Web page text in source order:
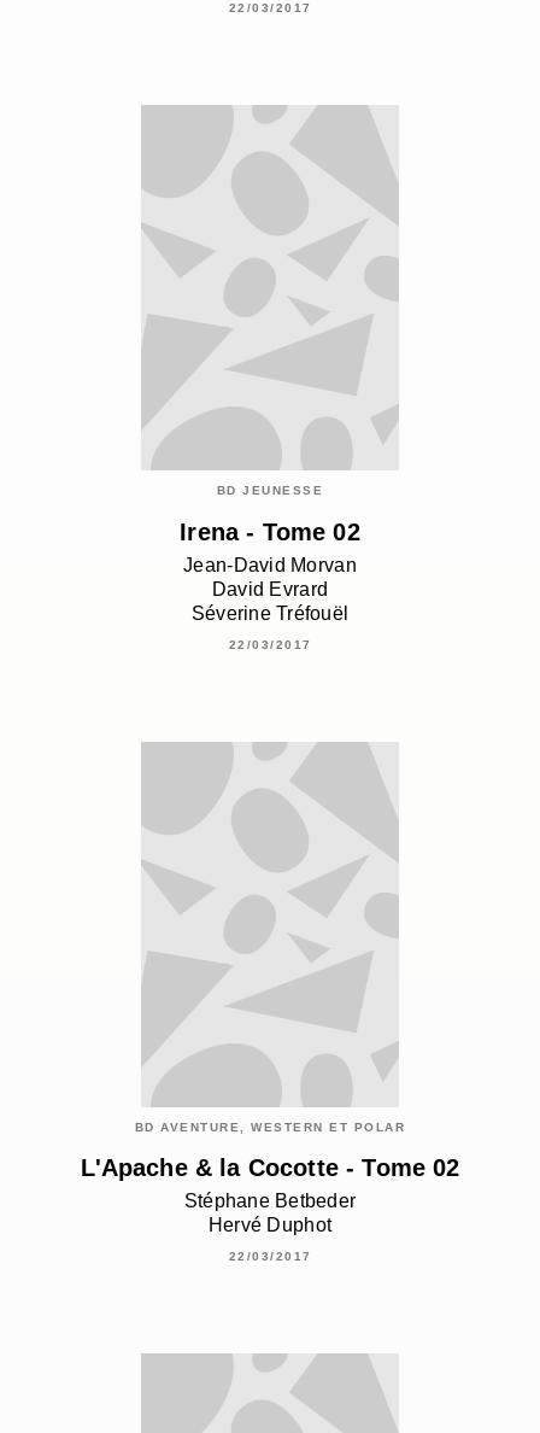
22/03/2017
BD JEUNESSE
Irena - Tome 02
Jean-David Morvan
David Evrard
Séverine Tréfouël
22/03/2017
BD AVENTURE, WESTERN ET POLAR
L'Apache & la Cocotte - Tome 02
Stéphane Betbeder
Hervé Duphot
22/03/2017